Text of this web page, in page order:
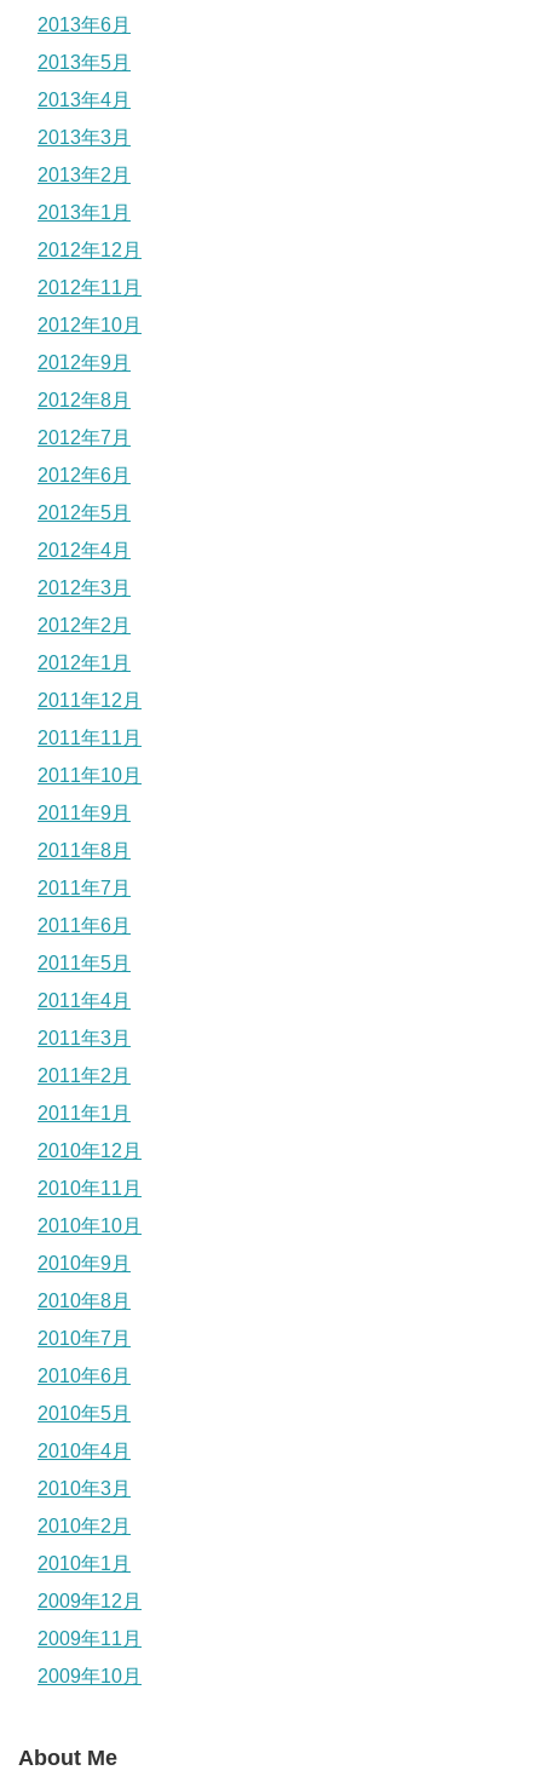
2013年6月
2013年5月
2013年4月
2013年3月
2013年2月
2013年1月
2012年12月
2012年11月
2012年10月
2012年9月
2012年8月
2012年7月
2012年6月
2012年5月
2012年4月
2012年3月
2012年2月
2012年1月
2011年12月
2011年11月
2011年10月
2011年9月
2011年8月
2011年7月
2011年6月
2011年5月
2011年4月
2011年3月
2011年2月
2011年1月
2010年12月
2010年11月
2010年10月
2010年9月
2010年8月
2010年7月
2010年6月
2010年5月
2010年4月
2010年3月
2010年2月
2010年1月
2009年12月
2009年11月
2009年10月
About Me